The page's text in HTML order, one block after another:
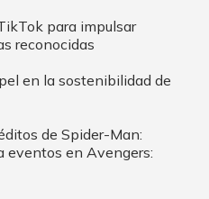
para impulsar
reconocidas
en la sostenibilidad de
de Spider-Man:
eventos en Avengers: